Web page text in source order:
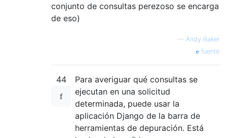
conjunto de consultas perezoso se encarga
de eso)
— Andy Baker
fuente
44
Para averiguar qué consultas se
ejecutan en una solicitud
determinada, puede usar la
aplicación Django de la barra de
herramientas de depuración. Está